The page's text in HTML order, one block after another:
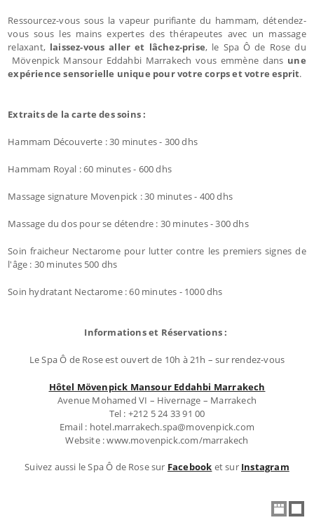
Ressourcez-vous sous la vapeur purifiante du hammam, détendez-
vous sous les mains expertes des thérapeutes avec un massage
relaxant, laissez-vous aller et lâchez-prise, le Spa Ô de Rose du
Mövenpick Mansour Eddahbi Marrakech vous emmène dans une
expérience sensorielle unique pour votre corps et votre esprit.
Extraits de la carte des soins :
Hammam Découverte : 30 minutes - 300 dhs
Hammam Royal : 60 minutes - 600 dhs
Massage signature Movenpick : 30 minutes - 400 dhs
Massage du dos pour se détendre : 30 minutes - 300 dhs
Soin fraicheur Nectarome pour lutter contre les premiers signes de
l'âge : 30 minutes 500 dhs
Soin hydratant Nectarome : 60 minutes - 1000 dhs
Informations et Réservations :
Le Spa Ô de Rose est ouvert de 10h à 21h – sur rendez-vous
Hôtel Mövenpick Mansour Eddahbi Marrakech
Avenue Mohamed VI – Hivernage – Marrakech
Tel : +212 5 24 33 91 00
Email : hotel.marrakech.spa@movenpick.com
Website : www.movenpick.com/marrakech
Suivez aussi le Spa Ô de Rose sur Facebook et sur Instagram